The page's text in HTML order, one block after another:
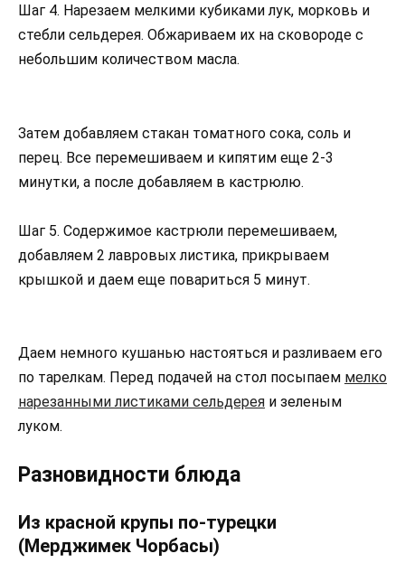
Шаг 4. Нарезаем мелкими кубиками лук, морковь и
стебли сельдерея. Обжариваем их на сковороде с
небольшим количеством масла.
Затем добавляем стакан томатного сока, соль и
перец. Все перемешиваем и кипятим еще 2-3
минутки, а после добавляем в кастрюлю.
Шаг 5. Содержимое кастрюли перемешиваем,
добавляем 2 лавровых листика, прикрываем
крышкой и даем еще повариться 5 минут.
Даем немного кушанью настояться и разливаем его
по тарелкам. Перед подачей на стол посыпаем мелко
нарезанными листиками сельдерея и зеленым
луком.
Разновидности блюда
Из красной крупы по-турецки
(Мерджимек Чорбасы)